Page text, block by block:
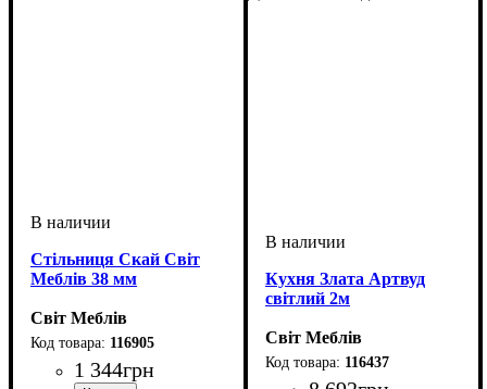
Стільниця Скай Світ
Меблів 38 мм
Світ Меблів
116905
1 344грн
Кухня Злата Артвуд
світлий 2м
Світ Меблів
116437